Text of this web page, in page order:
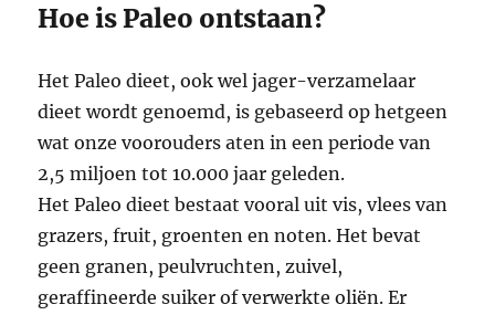
Hoe is Paleo ontstaan?
Het Paleo dieet, ook wel jager-verzamelaar
dieet wordt genoemd, is gebaseerd op hetgeen
wat onze voorouders aten in een periode van
2,5 miljoen tot 10.000 jaar geleden.
Het Paleo dieet bestaat vooral uit vis, vlees van
grazers, fruit, groenten en noten. Het bevat
geen granen, peulvruchten, zuivel,
geraffineerde suiker of verwerkte oliën. Er